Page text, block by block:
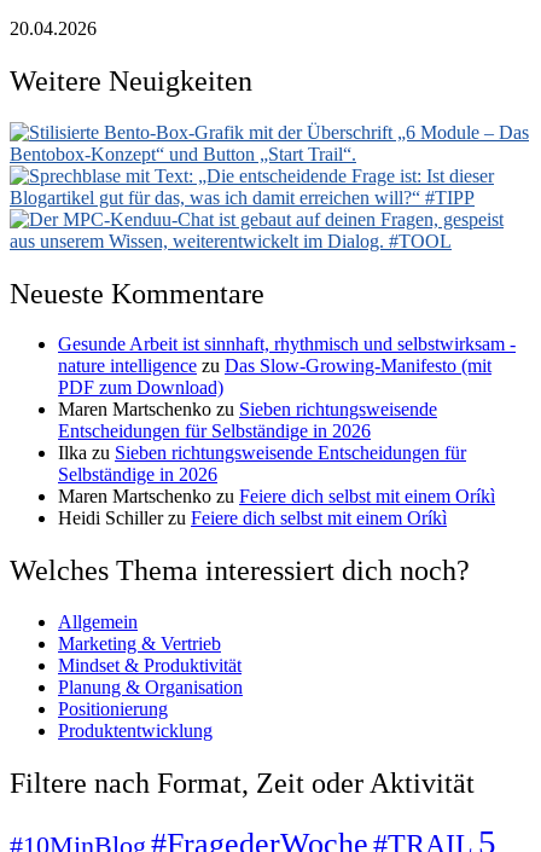
20.04.2026
Weitere Neuigkeiten
Neueste Kommentare
Gesunde Arbeit ist sinnhaft, rhythmisch und selbstwirksam -
nature intelligence zu Das Slow-Growing-Manifesto (mit
PDF zum Download)
Maren Martschenko zu Sieben richtungsweisende
Entscheidungen für Selbständige in 2026
Ilka zu Sieben richtungsweisende Entscheidungen für
Selbständige in 2026
Maren Martschenko zu Feiere dich selbst mit einem Oríkì
Heidi Schillerzu Feiere dich selbst mit einem Oríkì
Welches Thema interessiert dich noch?
Allgemein
Marketing & Vertrieb
Mindset & Produktivität
Planung & Organisation
Positionierung
Produktentwicklung
Filtere nach Format, Zeit oder Aktivität
#10MinBlog #FragederWoche#TRAIL 5